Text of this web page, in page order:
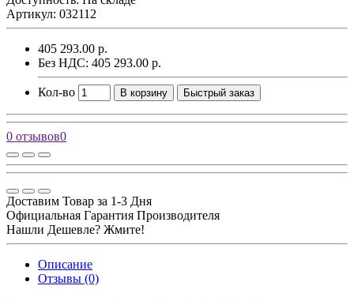
Артикул: 032112
405 293.00 р.
Без НДС: 405 293.00 р.
Кол-во В корзину Быстрый заказ
0 отзывов0
Доставим Товар за 1-3 Дня
Официальная Гарантия Производителя
Нашли Дешевле? Жмите!
Описание
Отзывы (0)